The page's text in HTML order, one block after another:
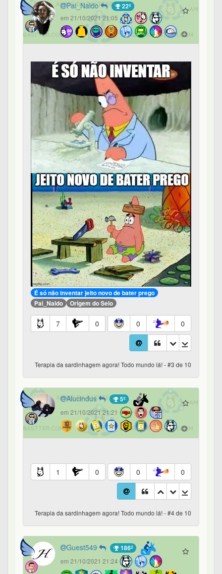
Pai_Naldo 22º
em 21/10/2021 21:05
É só não inventar jeito novo de bater prego
Pai_Naldo
Origem do Selo
7 0 0 0
Terapia da sardinhagem agora! Todo mundo lá! - #3 de 10
Alucindus 5º
em 21/10/2021 21:21
1 0 0 0
Terapia da sardinhagem agora! Todo mundo lá! - #4 de 10
Guest549 186º
em 21/10/2021 21:24